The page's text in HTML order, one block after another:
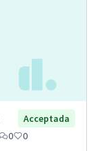
Acceptada
0 0